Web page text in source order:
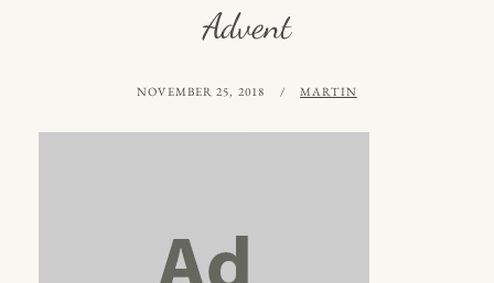
Advent
PUBLICERAT
NOVEMBER 25, 2018 AV
MARTIN